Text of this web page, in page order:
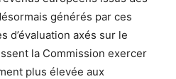
générés par ces
d’évaluation axés sur le
la Commission exercer
plus élevée aux